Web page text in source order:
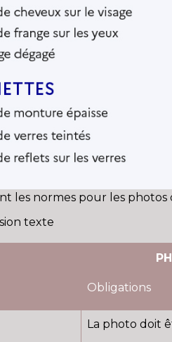
les normes pour les photos
texte
Obligations
La photo doit